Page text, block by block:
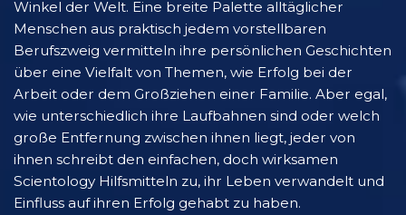
Winkel der Welt. Eine breite Palette alltäglicher
Menschen aus praktisch jedem vorstellbaren
Berufszweig vermitteln ihre persönlichen Geschichten
über eine Vielfalt von Themen, wie Erfolg bei der
Arbeit oder dem Großziehen einer Familie. Aber egal,
wie unterschiedlich ihre Laufbahnen sind oder welch
große Entfernung zwischen ihnen liegt, jeder von
ihnen schreibt den einfachen, doch wirksamen
Scientology Hilfsmitteln zu, ihr Leben verwandelt und
Einfluss auf ihren Erfolg gehabt zu haben.